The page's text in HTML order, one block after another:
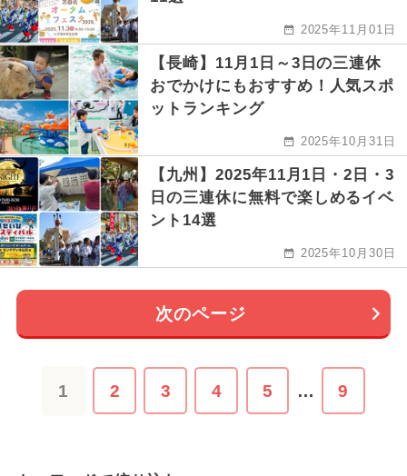
2025年11月01日
【長崎】11月1日～3日の三連休
おでかけにもおすすめ！人気スポ
ットランキング
2025年10月31日
【九州】2025年11月1日・2日・3
日の三連休に無料で楽しめるイベ
ント14選
2025年10月30日
次のページ
1 2 3 4 5 … 9